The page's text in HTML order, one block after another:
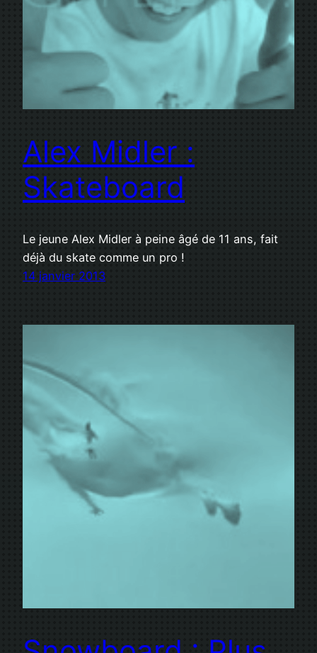
Alex Midler :
Skateboard
Le jeune Alex Midler à peine âgé de 11 ans, fait
déjà du skate comme un pro !
14 janvier 2013